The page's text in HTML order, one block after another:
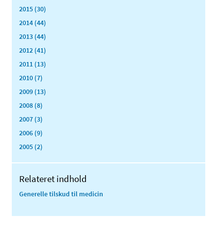
2015 (30)
2014 (44)
2013 (44)
2012 (41)
2011 (13)
2010 (7)
2009 (13)
2008 (8)
2007 (3)
2006 (9)
2005 (2)
Relateret indhold
Generelle tilskud til medicin